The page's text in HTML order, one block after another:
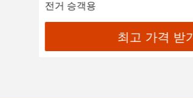
전거 승객용
최고 가격 받기